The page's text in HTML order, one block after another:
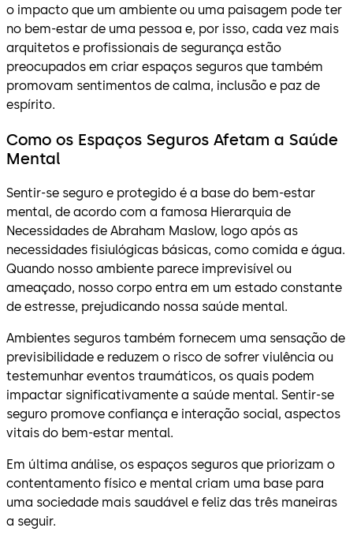
o impacto que um ambiente ou uma paisagem pode ter
no bem-estar de uma pessoa e, por isso, cada vez mais
arquitetos e profissionais de segurança estão
preocupados em criar espaços seguros que também
promovam sentimentos de calma, inclusão e paz de
espírito.
Como os Espaços Seguros Afetam a Saúde
Mental
Sentir-se seguro e protegido é a base do bem-estar
mental, de acordo com a famosa Hierarquia de
Necessidades de Abraham Maslow, logo após as
necessidades fisiulógicas básicas, como comida e água.
Quando nosso ambiente parece imprevisível ou
ameaçado, nosso corpo entra em um estado constante
de estresse, prejudicando nossa saúde mental.
Ambientes seguros também fornecem uma sensação de
previsibilidade e reduzem o risco de sofrer viulência ou
testemunhar eventos traumáticos, os quais podem
impactar significativamente a saúde mental. Sentir-se
seguro promove confiança e interação social, aspectos
vitais do bem-estar mental.
Em última análise, os espaços seguros que priorizam o
contentamento físico e mental criam uma base para
uma sociedade mais saudável e feliz das três maneiras
a seguir.